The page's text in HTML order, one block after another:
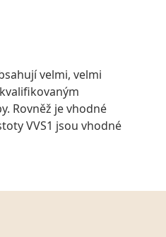
velmi, velmi
Rovněž je vhodné
VVS1 jsou vhodné